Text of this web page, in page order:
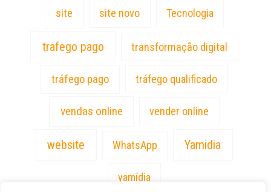
site site novo Tecnologia
trafego pago transformação digital
tráfego pago tráfego qualificado
vendas online vender online
website WhatsApp Yamidia
yamídia